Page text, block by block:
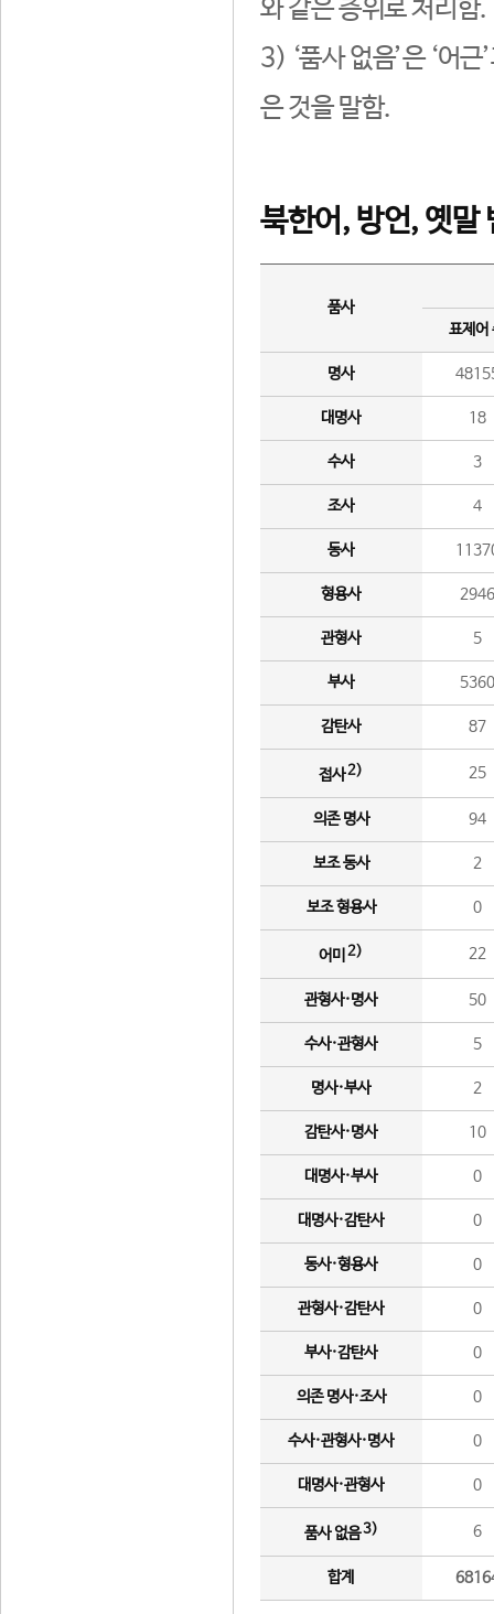
와 같은 층위로 처리함.
3) ‘품사 없음’은 ‘어
은 것을 말함.
북한어, 방언, 옛말
품사
표제어
명사
대명사 18
수사 3
조사 4
동사
형용사 2946
관형사 5
부사 5360
감탄사 87
접사2) 25
의존 명사 94
보조 동사 2
보조 형용사 0
어미 2) 22
관형사·명사 50
수사·관형사 5
명사·부사 2
감탄사·명사 10
대명사·부사 0
대명사·감탄사 0
동사·형용사 0
관형사·감탄사 0
부사·감탄사 0
의존 명사·조사 0
수사·관형사·명사 0
대명사·관형사 0
품사 없음3) 6
합계